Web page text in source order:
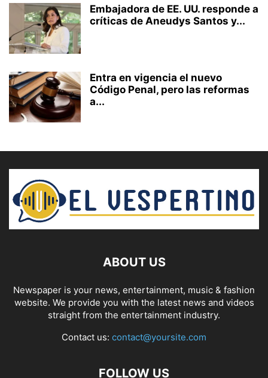
Embajadora de EE. UU. responde a
críticas de Aneudys Santos y...
Entra en vigencia el nuevo
Código Penal, pero las reformas
a...
ABOUT US
Newspaper is your news, entertainment, music & fashion
website. We provide you with the latest news and videos
straight from the entertainment industry.
Contact us: contact@yoursite.com
FOLLOW US